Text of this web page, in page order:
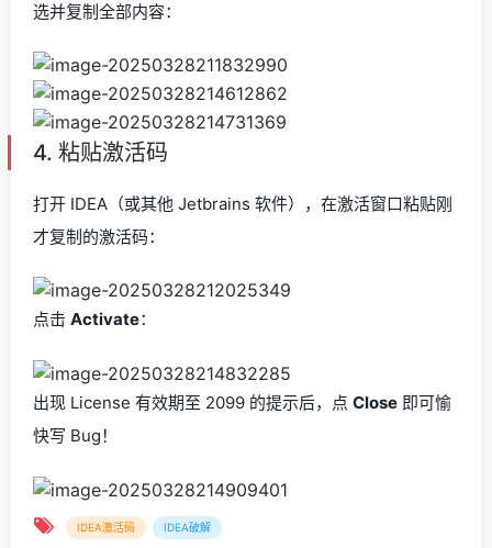
选并复制全部内容：
4. 粘贴激活码
打开 IDEA（或其他 Jetbrains 软件），在激活窗口粘贴刚
才复制的激活码：
点击 Activate：
出现 License 有效期至 2099 的提示后，点 Close 即可愉
快写 Bug！
IDEA激活码 IDEA破解